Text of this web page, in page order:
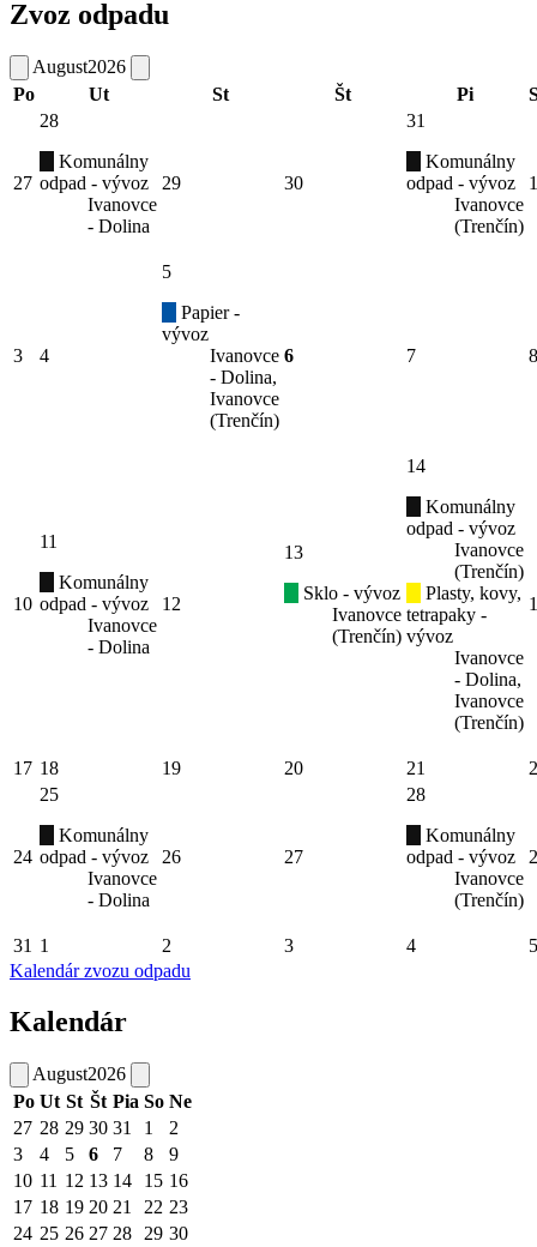
Zvoz odpadu
August2026
Po
Ut St Št Pi
27
28
Komunálny
odpad - vývoz
Ivanovce
- Dolina
29 30
31
Komunálny
odpad - vývoz
Ivanovce
(Trenčín)
1
3 4
5
Papier -
vývoz
Ivanovce
- Dolina,
Ivanovce
(Trenčín)
6 7 8
10
11
Komunálny
odpad - vývoz
Ivanovce
- Dolina
12
13
Sklo - vývoz
Ivanovce
(Trenčín)
14
Komunálny
odpad - vývoz
Ivanovce
(Trenčín)
Plasty, kovy,
tetrapaky -
vývoz
Ivanovce
- Dolina,
Ivanovce
(Trenčín)
17 18 19 20 21
24
25
Komunálny
odpad - vývoz
Ivanovce
- Dolina
26 27
28
Komunálny
odpad - vývoz
Ivanovce
(Trenčín)
31 1 2 3 4
5
Kalendár zvozu odpadu
Kalendár
August2026
Po Ut St Št Pia So Ne
27 28 29 30 31 1
2
3
4 5 6 7 8
9
10 11 12 13 14 15 16
17 18 19 20 21 22 23
24 25 26 27 28 29 30